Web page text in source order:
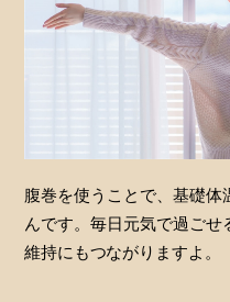
腹巻を使うことで、基礎体
んです。毎日元気で過ごせ
維持にもつながりますよ。